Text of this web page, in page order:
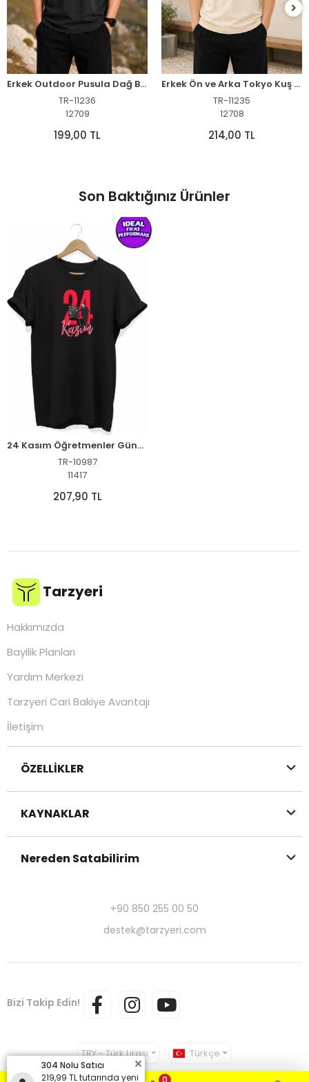
Erkek Outdoor Pusula Dağ Baskılı Kısa Kollu Oversize T-Shirt - Siyah
TR-11236
12709
199,00 TL
Erkek Ön ve Arka Tokyo Kuş Çiçek Baskılı Oversize T-Shirt - Ekru
TR-11235
12708
214,00 TL
Son Baktığınız Ürünler
24 Kasım Öğretmenler Günü Öğretmen Hediyesi Baskılı Oversize T-shirt - Siyah
TR-10987
11417
207,90 TL
Tarzyeri
Hakkımızda
Bayilik Planları
Yardım Merkezi
Tarzyeri Cari Bakiye Avantajı
İletişim
ÖZELLİKLER
KAYNAKLAR
Nereden Satabilirim
+90 850 255 00 50
destek@tarzyeri.com
Bizi Takip Edin!
TRY - Türk Lirası Türkçe
304 Nolu Satıcı
219,99 TL tutarında yeni